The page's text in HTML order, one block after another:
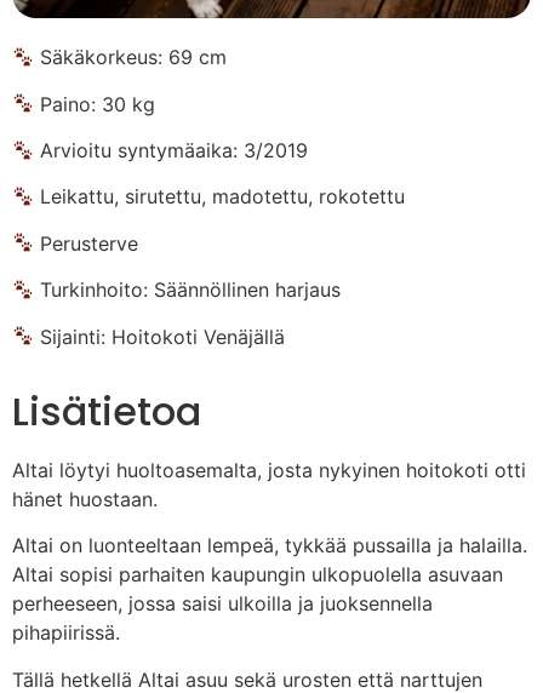
Säkäkorkeus: 69 cm
Paino: 30 kg
Arvioitu syntymäaika: 3/2019
Leikattu, sirutettu, madotettu, rokotettu
Perusterve
Turkinhoito: Säännöllinen harjaus
Sijainti: Hoitokoti Venäjällä
Lisätietoa
Altai löytyi huoltoasemalta, josta nykyinen hoitokoti otti
hänet huostaan.
Altai on luonteeltaan lempeä, tykkää pussailla ja halailla.
Altai sopisi parhaiten kaupungin ulkopuolella asuvaan
perheeseen, jossa saisi ulkoilla ja juoksennella
pihapiirissä.
Tällä hetkellä Altai asuu sekä urosten että narttujen